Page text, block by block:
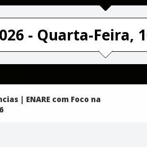
- Quarta-Feira,
| ENARE com Foco na